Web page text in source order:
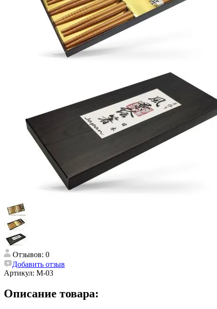
Отзывов: 0
Добавить отзыв
Артикул: M-03
Описание товара: